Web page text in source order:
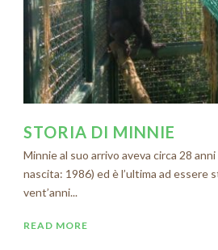
STORIA DI MINNIE
Minnie al suo arrivo aveva circa 28
nascita: 1986) ed è l’ultima ad essere
vent’anni...
READ MORE